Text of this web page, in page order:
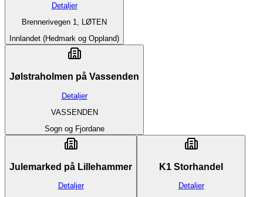
Detaljer
Brennerivegen 1, LØTEN
Innlandet (Hedmark og Oppland)
Jølstraholmen på Vassenden
Detaljer
VASSENDEN
Sogn og Fjordane
Julemarked på Lillehammer
Detaljer
K1 Storhandel
Detaljer